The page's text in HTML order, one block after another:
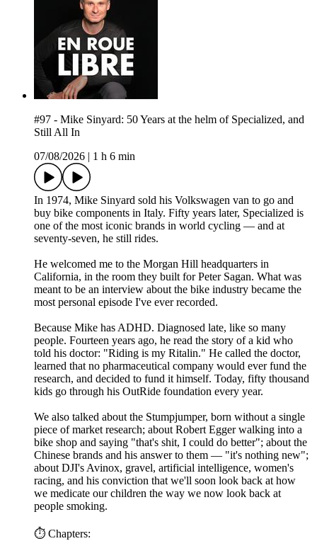
#97 - Mike Sinyard: 50 Years at the helm of Specialized, and
Still All In
07/08/2026
1 h 6 min
In 1974, Mike Sinyard sold his Volkswagen van to go and
buy bike components in Italy. Fifty years later, Specialized is
one of the most iconic brands in world cycling — and at
seventy-seven, he still rides.
He welcomed me to the Morgan Hill headquarters in
California, in the room they built for Peter Sagan. What was
meant to be an interview about the bike industry became the
most personal episode I've ever recorded.
Because Mike has ADHD. Diagnosed late, like so many
people. Fourteen years ago, he read the story of a kid who
told his doctor: "Riding is my Ritalin." He called the doctor,
learned that no pharmaceutical company would ever fund the
research, and decided to fund it himself. Today, fifty thousand
kids go through his OutRide foundation every year.
We also talked about the Stumpjumper, born without a single
piece of market research; about Robert Egger walking into a
bike shop and saying "that's shit, I could do better"; about the
Chinese brands and his answer to them — "it's nothing new";
about DJI's Avinox, gravel, artificial intelligence, women's
racing, and his conviction that we'll soon look back at how
we medicate our children the way we now look back at
people smoking.
⏱️ Chapters: